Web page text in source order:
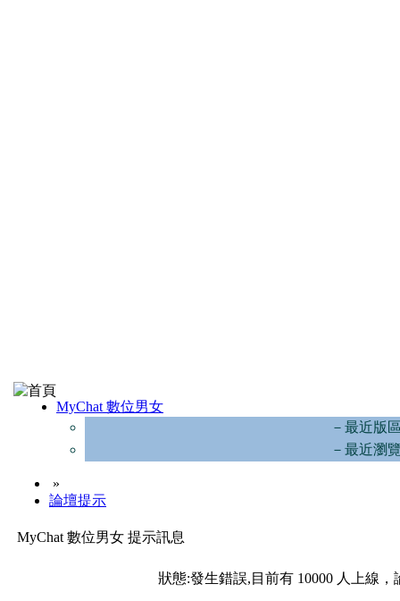
MyChat 數位男女
－最近版
－最近瀏
»
論壇提示
MyChat 數位男女 提示訊息
狀態:發生錯誤,目前有 10000 人上線